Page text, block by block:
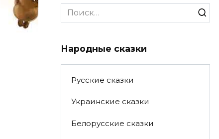
Search
for:
Народные сказки
Русские сказки
Украинские сказки
Белорусские сказки